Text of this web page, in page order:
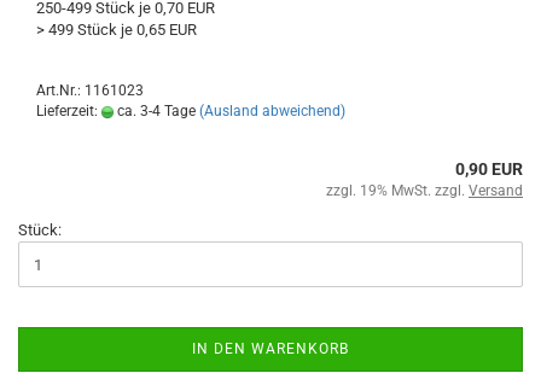
250-499 Stück je 0,70 EUR
> 499 Stück je 0,65 EUR
Art.Nr.: 1161023
Lieferzeit:
ca. 3-4 Tage (Ausland abweichend)
0,90 EUR
zzgl. 19% MwSt. zzgl. Versand
Stück:
IN DEN WARENKORB